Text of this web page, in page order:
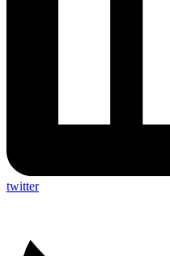
twitter